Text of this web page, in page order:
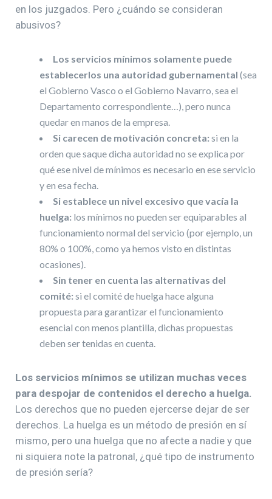
en los juzgados. Pero ¿cuándo se consideran
abusivos?
Los servicios mínimos solamente puede
establecerlos una autoridad gubernamental (sea
el Gobierno Vasco o el Gobierno Navarro, sea el
Departamento correspondiente…), pero nunca
quedar en manos de la empresa.
Si carecen de motivación concreta: si en la
orden que saque dicha autoridad no se explica por
qué ese nivel de mínimos es necesario en ese servicio
y en esa fecha.
Si establece un nivel excesivo que vacía la
huelga: los mínimos no pueden ser equiparables al
funcionamiento normal del servicio (por ejemplo, un
80% o 100%, como ya hemos visto en distintas
ocasiones).
Sin tener en cuenta las alternativas del
comité: si el comité de huelga hace alguna
propuesta para garantizar el funcionamiento
esencial con menos plantilla, dichas propuestas
deben ser tenidas en cuenta.
Los servicios mínimos se utilizan muchas veces
para despojar de contenidos el derecho a huelga.
Los derechos que no pueden ejercerse dejar de ser
derechos. La huelga es un método de presión en sí
mismo, pero una huelga que no afecte a nadie y que
ni siquiera note la patronal, ¿qué tipo de instrumento
de presión sería?